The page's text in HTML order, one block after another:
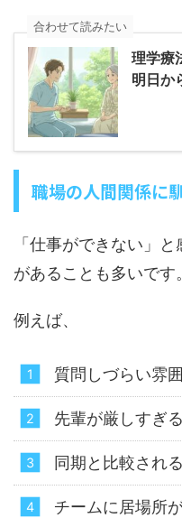
理学療
明日か
合わせて読みたい
職場の人間関係に
「仕事ができない」
があることも多いです。
例えば、
質問しづらい雰
先輩が厳しすぎる
同期と比較される
チームに居場所